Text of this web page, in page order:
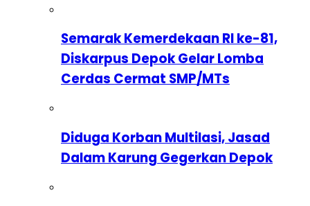
Semarak Kemerdekaan RI ke-81,
Diskarpus Depok Gelar Lomba
Cerdas Cermat SMP/MTs
Diduga Korban Multilasi, Jasad
Dalam Karung Gegerkan Depok